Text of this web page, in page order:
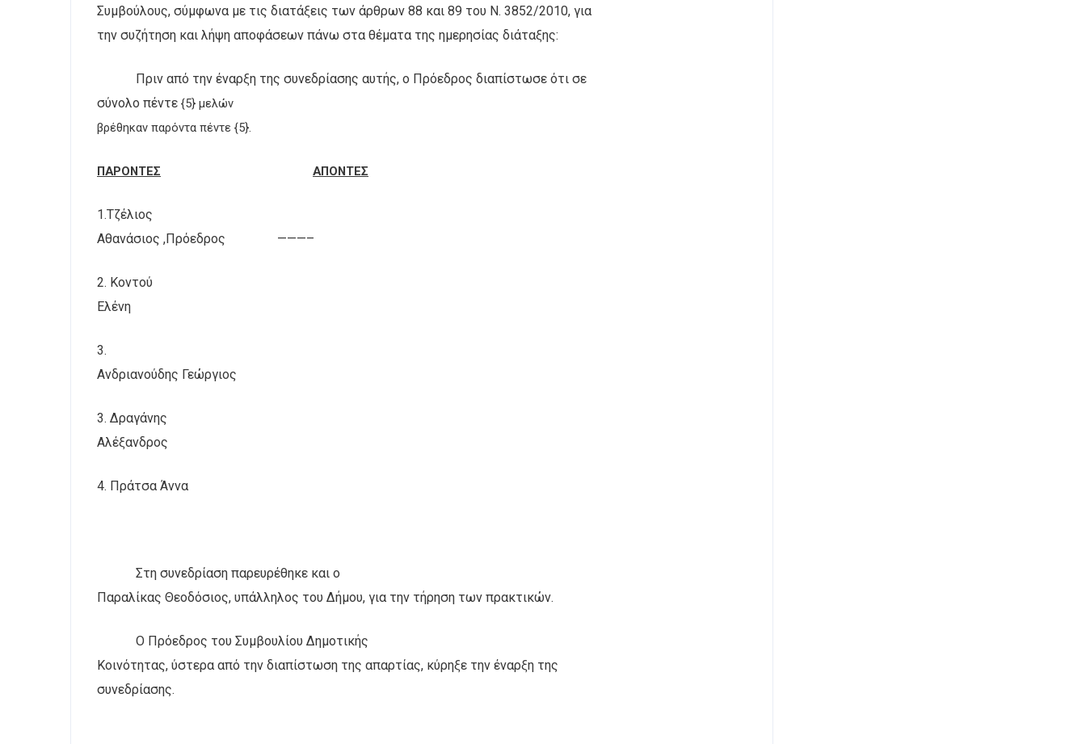
Συμβούλους, σύμφωνα με τις διατάξεις των άρθρων 88 και 89 του Ν. 3852/2010, για
την συζήτηση και λήψη αποφάσεων πάνω στα θέματα της ημερησίας διάταξης:
Πριν από την έναρξη της συνεδρίασης αυτής, ο Πρόεδρος διαπίστωσε ότι σε
σύνολο πέντε {5} μελών
βρέθηκαν παρόντα πέντε {5}.
ΠΑΡΟΝΤΕΣ ΑΠΟΝΤΕΣ
1.Τζέλιος
Αθανάσιος ,Πρόεδρος
———–
2. Κοντού
Ελένη
3.
Ανδριανούδης Γεώργιος
3. Δραγάνης
Αλέξανδρος
4. Πράτσα Άννα
Στη συνεδρίαση παρευρέθηκε και ο
Παραλίκας Θεοδόσιος, υπάλληλος του Δήμου, για την τήρηση των πρακτικών.
Ο Πρόεδρος του Συμβουλίου Δημοτικής
Κοινότητας, ύστερα από την διαπίστωση της απαρτίας, κύρηξε την έναρξη της
συνεδρίασης.